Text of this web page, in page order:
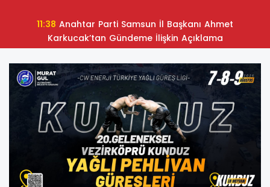
11:38
Karkucak’tan Gündeme İlişkin Açıklama